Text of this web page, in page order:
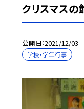
クリスマスの
公開日 2021/12/03
学校・学年行事